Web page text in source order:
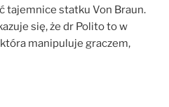
tajemnice statku Von Braun.
się, że dr Polito to w
manipuluje graczem,